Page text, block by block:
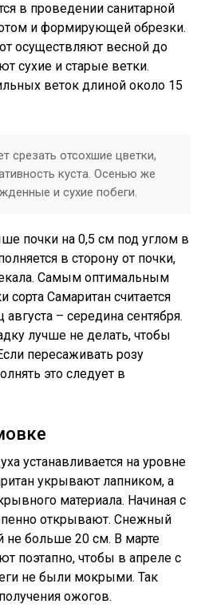
в проведении санитарной
и формирующей обрезки.
осуществляют весной до
сухие и старые ветки.
веток длиной около 15
срезать отсохшие цветки,
куста. Осенью же
и сухие побеги.
почки на 0,5 см под углом в
в сторону от почки,
Самым оптимальным
Самаритан считается
– середина сентября.
лучше не делать, чтобы
пересаживать розу
это следует в
устанавливается на уровне
укрывают лапником, а
материала. Начиная с
открывают. Снежный
не больше 20 см. В марте
поэтапно, чтобы в апреле с
не были мокрыми. Так
ожогов.